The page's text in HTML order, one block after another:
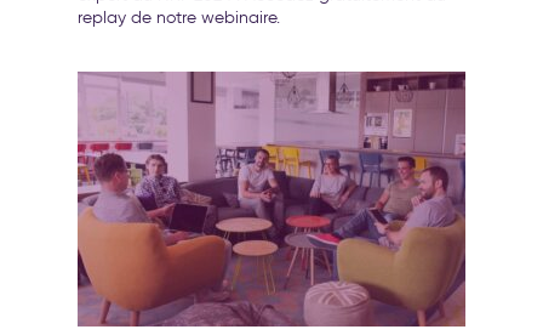
replay de notre webinaire.